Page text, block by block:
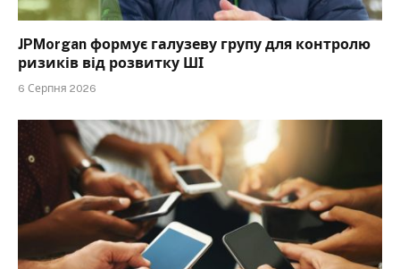
JPMorgan формує галузеву групу для контролю
ризиків від розвитку ШІ
6 Серпня 2026